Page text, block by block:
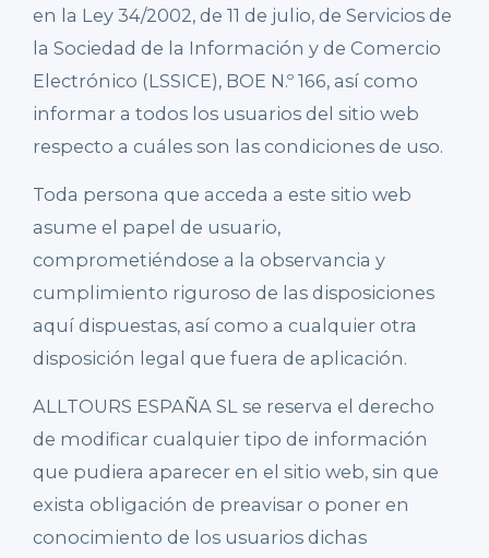
en la Ley 34/2002, de 11 de julio, de Servicios de
la Sociedad de la Información y de Comercio
Electrónico (LSSICE), BOE N.º 166, así como
informar a todos los usuarios del sitio web
respecto a cuáles son las condiciones de uso.
Toda persona que acceda a este sitio web
asume el papel de usuario,
comprometiéndose a la observancia y
cumplimiento riguroso de las disposiciones
aquí dispuestas, así como a cualquier otra
disposición legal que fuera de aplicación.
ALLTOURS ESPAÑA SL se reserva el derecho
de modificar cualquier tipo de información
que pudiera aparecer en el sitio web, sin que
exista obligación de preavisar o poner en
conocimiento de los usuarios dichas